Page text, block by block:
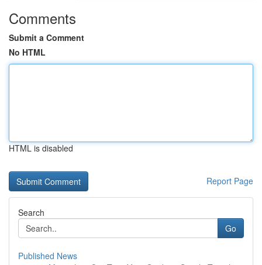
Comments
Submit a Comment
No HTML
HTML is disabled
Report Page
Search
Go
Published News